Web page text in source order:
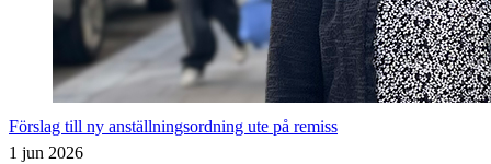
Förslag till ny anställningsordning ute på remiss
1 jun 2026